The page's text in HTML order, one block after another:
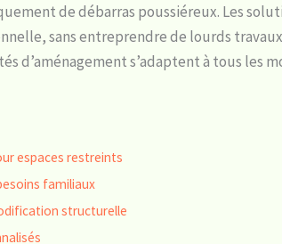
de débarras poussiéreux. Les
sans entreprendre de lourds
d’aménagement s’adaptent à tous les
espaces restreints
familiaux
structurelle